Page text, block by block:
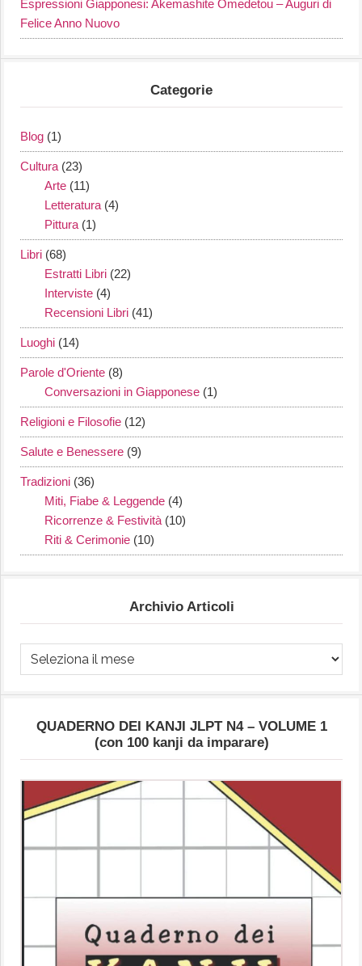
Espressioni Giapponesi: Akemashite Omedetou – Auguri di
Felice Anno Nuovo
Categorie
Blog (1)
Cultura (23)
Arte (11)
Letteratura (4)
Pittura (1)
Libri (68)
Estratti Libri (22)
Interviste (4)
Recensioni Libri (41)
Luoghi (14)
Parole d'Oriente (8)
Conversazioni in Giapponese (1)
Religioni e Filosofie (12)
Salute e Benessere (9)
Tradizioni (36)
Miti, Fiabe & Leggende (4)
Ricorrenze & Festività (10)
Riti & Cerimonie (10)
Archivio Articoli
Archivio
Articoli
QUADERNO DEI KANJI JLPT N4 – VOLUME 1
(con 100 kanji da imparare)